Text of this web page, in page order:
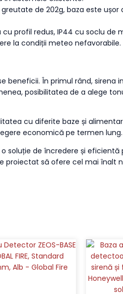
greutate de 202g, baza este
cu profil redus, IP44 cu soclu
la condiții meteo nefavorabile.
beneficii. În primul rând,
posibilitatea de a alege
cu diferite baze și
economică pe termen lung.
soluție de încredere și
proiectat să ofere cel mai înalt